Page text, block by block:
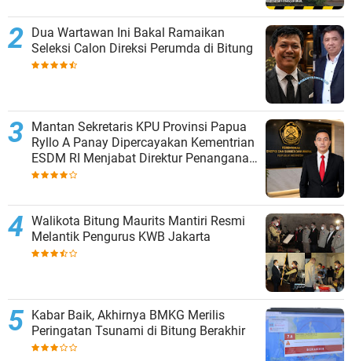
Dua Wartawan Ini Bakal Ramaikan
Seleksi Calon Direksi Perumda di Bitung
Mantan Sekretaris KPU Provinsi Papua
Ryllo A Panay Dipercayakan Kementrian
ESDM RI Menjabat Direktur Penanganan
Aset Barang Bukti
Walikota Bitung Maurits Mantiri Resmi
Melantik Pengurus KWB Jakarta
Kabar Baik, Akhirnya BMKG Merilis
Peringatan Tsunami di Bitung Berakhir